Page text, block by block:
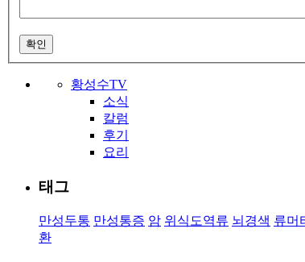
확인
황성수TV
소식
칼럼
후기
요리
태그
만성두통 만성통증 암 위식도역류 뇌경색 류머
환